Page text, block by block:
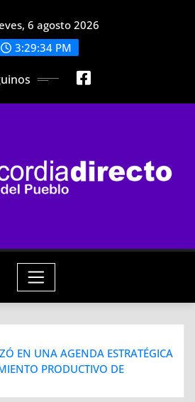
6 agosto 2026
3:29:35 PM
EN UNA AGENDA ESTRATÉGICA
PRODUCTIVO DE